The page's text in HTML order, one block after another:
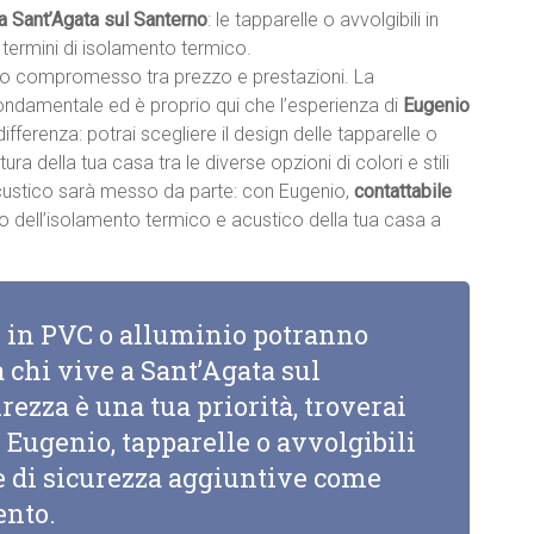
sul Santerno: le tapparelle o avvolgibili in
di isolamento termico.
compromesso tra prezzo e prestazioni. La
ed è proprio qui che l’esperienza di Eugenio
potrai scegliere il design delle tapparelle o
della tua casa tra le diverse opzioni di colori e stili
sarà messo da parte: con Eugenio, contattabile
dell’isolamento termico e acustico della tua casa a
PVC o alluminio potranno
vive a Sant’Agata sul
è una tua priorità, troverai
tapparelle o avvolgibili
sicurezza aggiuntive come